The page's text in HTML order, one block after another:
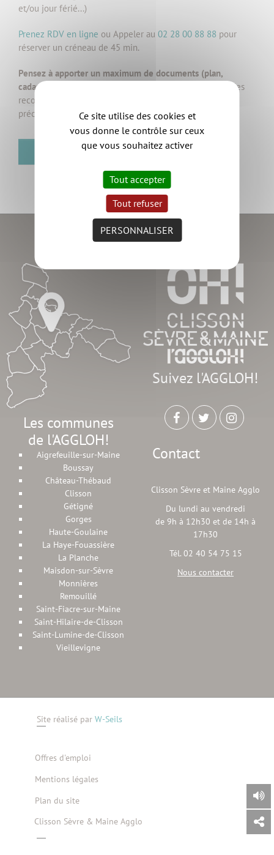
et/ou jour férié...)
Prenez RDV en ligne ou Appeler au 02 28 00 88 88 pour
réserver un créneau de 45 min.
Pensez à apporter un maximum de documents (plan,
cadastre, Plan Local d’Urbanisme, photos, croquis, etc.)
, les
recommandations de l’architecte n’en seront que plus
précises.
RETOUR
Les communes
de l'AGGLOH!
Aigrefeuille-sur-Maine
Boussay
Château-Thébaud
Clisson
Gétigné
Gorges
Haute-Goulaine
La Haye-Fouassière
La Planche
Maisdon-sur-Sèvre
Monnières
Remouillé
Saint-Fiacre-sur-Maine
Saint-Hilaire-de-Clisson
Saint-Lumine-de-Clisson
Vieillevigne
Suivez l'AGGLOH!
Contact
Clisson Sèvre et Maine Agglo
Du lundi au vendredi
de 9h à 12h30 et de 14h à
17h30
Tél. 02 40 54 75 15
Nous contacter
Site réalisé par W-Seils
Offres d'emploi
Mentions légales
Plan du site
Clisson Sèvre & Maine Agglo
Ce site utilise des cookies et
vous donne le contrôle sur ceux
que vous souhaitez activer
Tout accepter
Tout refuser
PERSONNALISER